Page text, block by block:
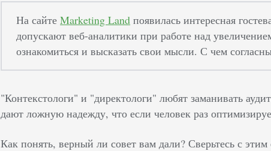
На сайтеMarketing Land появилась интересная
допускают веб-аналитики при работе над
ознакомиться и высказать свои мысли. С чем
"Контекстологи" и "директологи" любят заманивать
дают ложную надежду, что если человек раз
Как понять, верный ли совет вам дали? Сверьтесь с